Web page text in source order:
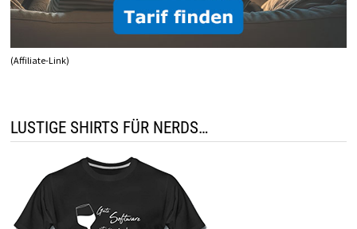
(Affiliate-Link)
LUSTIGE SHIRTS FÜR NERDS…